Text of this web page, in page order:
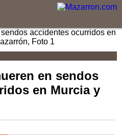
en sendos
en Murcia y